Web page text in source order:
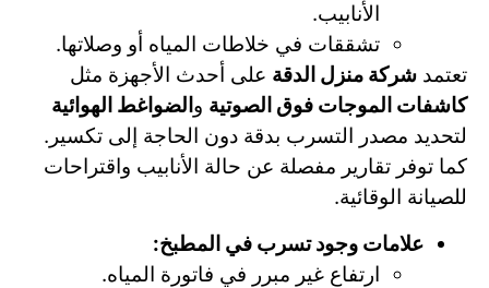
الأنابيب.
تشققات في خلاطات المياه أو وصلاتها.
تعتمد شركة منزل الدقة على أحدث الأجهزة مثل
كاشفات الموجات فوق الصوتية و الضواغط الهوائية
لتحديد مصدر التسرب بدقة دون الحاجة إلى تكسير.
كما توفر تقارير مفصلة عن حالة الأنابيب واقتراحات
للصيانة الوقائية.
علامات وجود تسرب في المطبخ:
ارتفاع غير مبرر في فاتورة المياه.